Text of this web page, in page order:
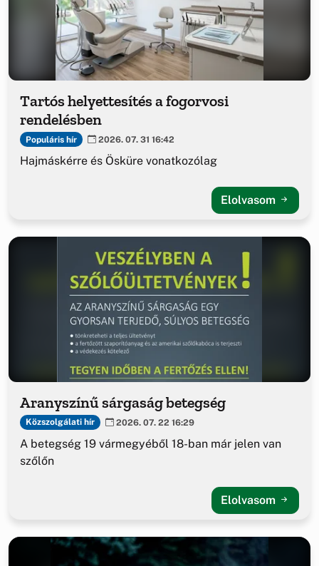
Tartós helyettesítés a fogorvosi
rendelésben
Populáris hír 2026. 07. 31 16:42
Hajmáskérre és Ösküre vonatkozólag
Elolvasom
Aranyszínű sárgaság betegség
Közszolgálati hír 2026. 07. 22 16:29
A betegség 19 vármegyéből 18-ban már jelen van
szőlőn
Elolvasom